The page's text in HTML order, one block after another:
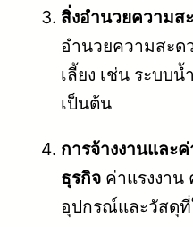
สิ่งอำนวยความส
อำนวยความสะด
เลี้ยง เช่น ระบบ
เป็นต้น
การจ้างงานและ
ธุรกิจ ค่าแรงงาน
อุปกรณ์และวัสดุที่